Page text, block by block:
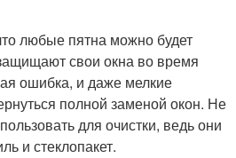
любые пятна можно будет
свои окна во время
ошибка, и даже мелкие
полной заменой окон. Не
для очистки, ведь они
и стеклопакет.